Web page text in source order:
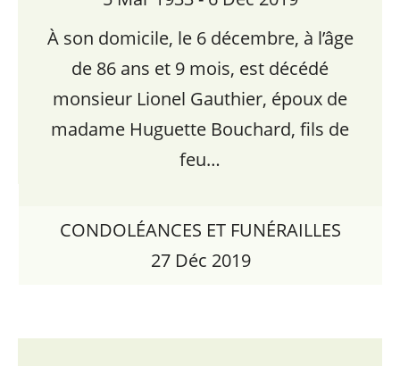
À son domicile, le 6 décembre, à l’âge
de 86 ans et 9 mois, est décédé
monsieur Lionel Gauthier, époux de
madame Huguette Bouchard, fils de
feu…
CONDOLÉANCES ET FUNÉRAILLES
27 Déc 2019